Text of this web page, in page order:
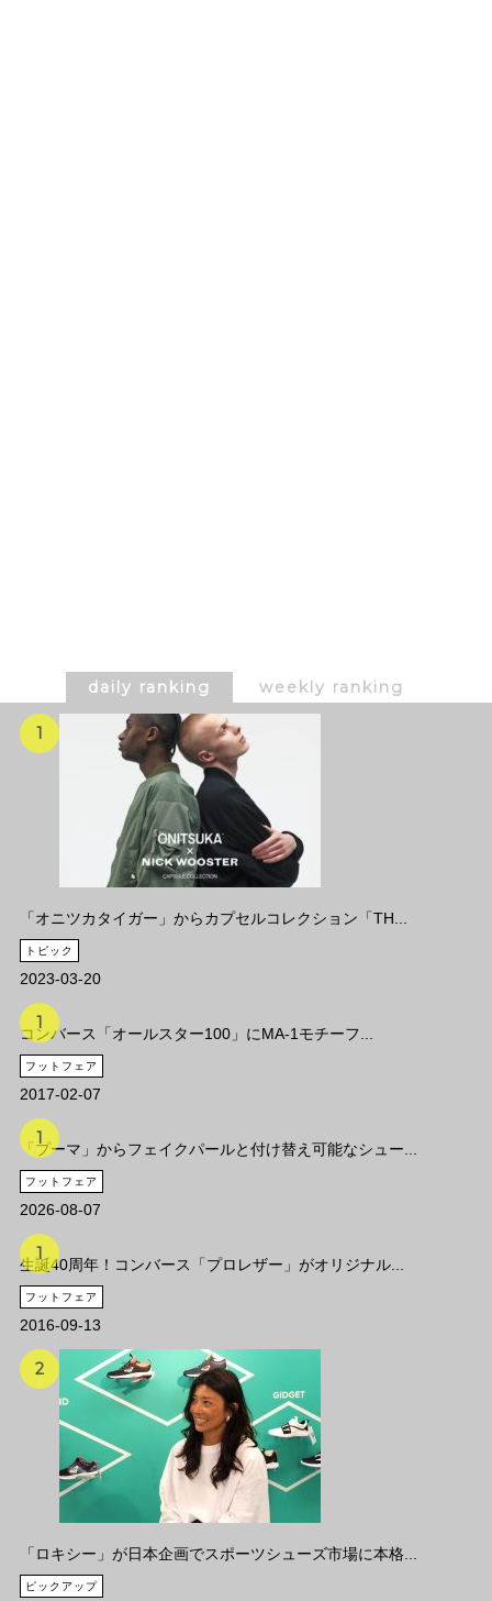
daily ranking weekly ranking
「オニツカタイガー」からカプセルコレクション「TH...
トピック
2023-03-20
コンバース「オールスター100」にMA-1モチーフ...
フットフェア
2017-02-07
「プーマ」からフェイクパールと付け替え可能なシュー...
フットフェア
2026-08-07
生誕40周年！コンバース「プロレザー」がオリジナル...
フットフェア
2016-09-13
「ロキシー」が日本企画でスポーツシューズ市場に本格...
ピックアップ